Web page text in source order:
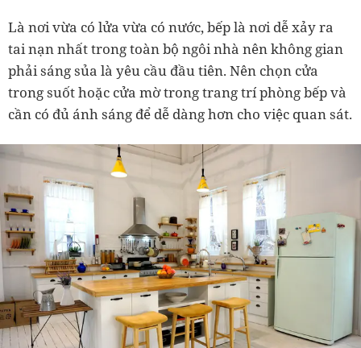
Là nơi vừa có lửa vừa có nước, bếp là nơi dễ xảy ra
tai nạn nhất trong toàn bộ ngôi nhà nên không gian
phải sáng sủa là yêu cầu đầu tiên. Nên chọn cửa
trong suốt hoặc cửa mờ trong trang trí phòng bếp và
cần có đủ ánh sáng để dễ dàng hơn cho việc quan sát.